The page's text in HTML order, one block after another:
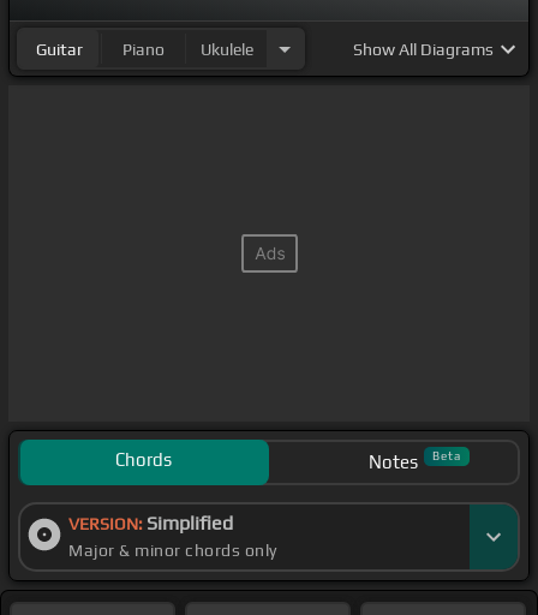
Guitar Piano Ukulele ShowAll Diagrams
Chords Notes Beta
VERSION: Simplified
Major & minor chords only